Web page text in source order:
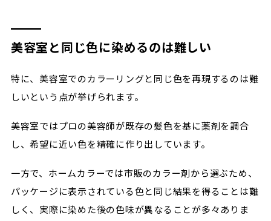
美容室と同じ色に染めるのは難しい
特に、美容室でのカラーリングと同じ色を再現するのは難
しいという点が挙げられます。
美容室ではプロの美容師が既存の髪色を基に薬剤を調合
し、希望に近い色を精確に作り出しています。
一方で、ホームカラーでは市販のカラー剤から選ぶため、
パッケージに表示されている色と同じ結果を得ることは難
しく、実際に染めた後の色味が異なることが多々ありま